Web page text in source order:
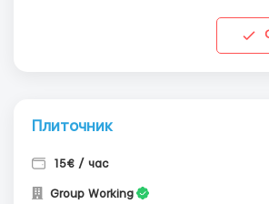
Плиточник
15€ / час
Group Working